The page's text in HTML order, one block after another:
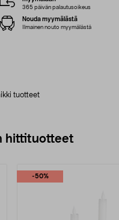
tuotteet
365 päivän palautusoikeus
Nouda myymälästä
Ilmainen nouto myymälästä
hittituotteet
-50%